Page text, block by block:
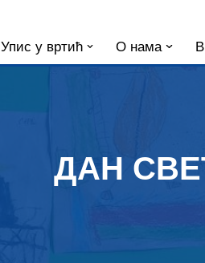
Упис у вртић О нама
ДАН